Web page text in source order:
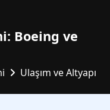
Boeing ve
Ulaşım ve Altyapı